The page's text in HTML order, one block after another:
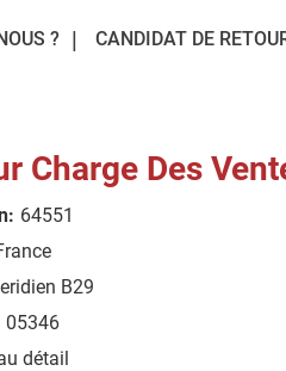
? CANDIDAT DE
Charge Des
64551
B29
05346
détail